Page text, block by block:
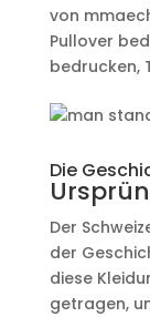
von
Pullover
bedrucken,
Die
Der
der
diese
getragen,